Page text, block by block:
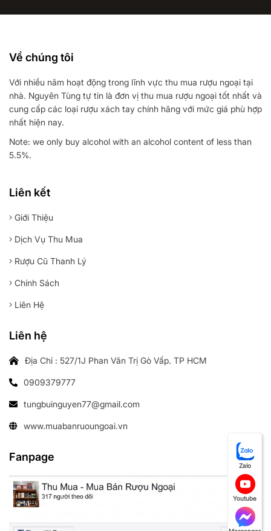
Về chúng tôi
Với nhiều năm hoạt động trong lĩnh vực thu mua rượu ngoại tại
nhà. Nguyên Tùng tự tin là đơn vị thu mua rượu ngoại tốt nhất và
cung cấp các loại rượu xách tay chính hãng với mức giá phù hợp
nhất hiện nay.
Note: we only buy alcohol with an alcohol content of less than
5.5%.
Liên kết
Giới Thiệu
Dịch Vụ Thu Mua
Rượu Cũ Thanh Lý
Chính Sách
Liên Hệ
Liên hệ
Địa Chỉ : 527/1J Phan Văn Trị Gò Vấp. TP HCM
0909379777
tungbuinguyen77@gmail.com
www.muabanruoungoai.vn
Fanpage
Zalo
Youtube